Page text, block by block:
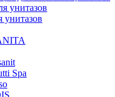
унитазов
унитазов
Spa